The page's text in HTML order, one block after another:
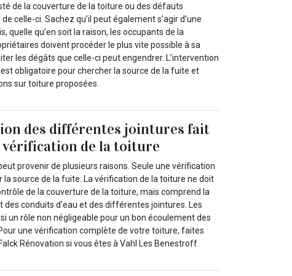
de la couverture de la toiture ou des défauts
celle-ci. Sachez qu’il peut également s’agir d’une
quelle qu’en soit la raison, les occupants de la
doivent procéder le plus vite possible à sa
les dégâts que celle-ci peut engendrer. L’intervention
obligatoire pour chercher la source de la fuite et
sur toiture proposées.
des différentes jointures fait
vérification de la toiture
provenir de plusieurs raisons. Seule une vérification
source de la fuite. La vérification de la toiture ne doit
de la couverture de la toiture, mais comprend la
des conduits d’eau et des différentes jointures. Les
un rôle non négligeable pour un bon écoulement des
une vérification complète de votre toiture, faites
Rénovation si vous êtes à Vahl Les Benestroff.